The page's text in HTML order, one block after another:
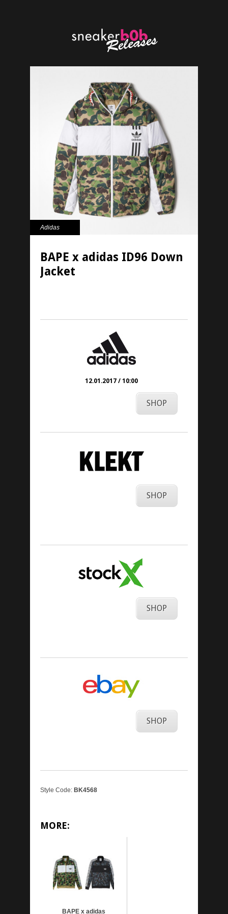
Adidas
BAPE x adidas ID96 Down
Jacket
12.01.2017 / 10:00
SHOP
SHOP
SHOP
SHOP
Style Code: BK4568
MORE:
BAPE x adidas